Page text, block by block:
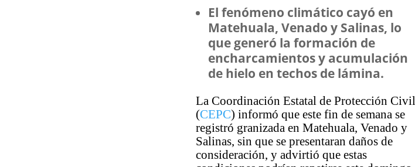
El fenómeno climático cayó en
Matehuala, Venado y Salinas, lo
que generó la formación de
encharcamientos y acumulación
de hielo en techos de lámina.
La Coordinación Estatal de Protección Civil
(CEPC) informó que este fin de semana se
registró granizada en Matehuala, Venado y
Salinas, sin que se presentaran daños de
consideración, y advirtió que estas